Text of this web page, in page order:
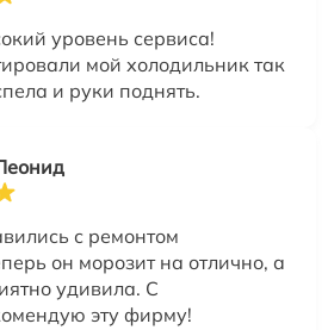
уровень сервиса!
мой холодильник так
и руки поднять.
с ремонтом
он морозит на отлично, а
удивила. С
эту фирму!